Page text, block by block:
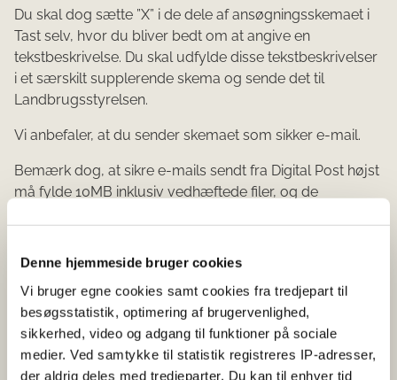
Denne hjemmeside bruger cookies
Vi bruger egne cookies samt cookies fra tredjepart til
besøgsstatistik, optimering af brugervenlighed,
sikkerhed, video og adgang til funktioner på sociale
medier. Ved samtykke til statistik registreres IP-adresser,
der aldrig deles med tredjeparter. Du kan til enhver tid
Du skal dog sætte ”X” i de dele af ansøgningsskemaet i
Tast selv, hvor du bliver bedt om at angive en
tekstbeskrivelse. Du skal udfylde disse tekstbeskrivelser
i et særskilt supplerende skema og sende det til
Landbrugsstyrelsen.
Vi anbefaler, at du sender skemaet som sikker e-mail.
Bemærk dog, at sikre e-mails sendt fra Digital Post højst
må fylde 10MB inklusiv vedhæftede filer, og de
mails.
Det er vigtigt, at du skriver ”biavlsprodukter@lbst.dk” i
emnefeltet i e-mails sendt via Digital Post.
Du kan læse mere om, hvordan du sender sikker e-